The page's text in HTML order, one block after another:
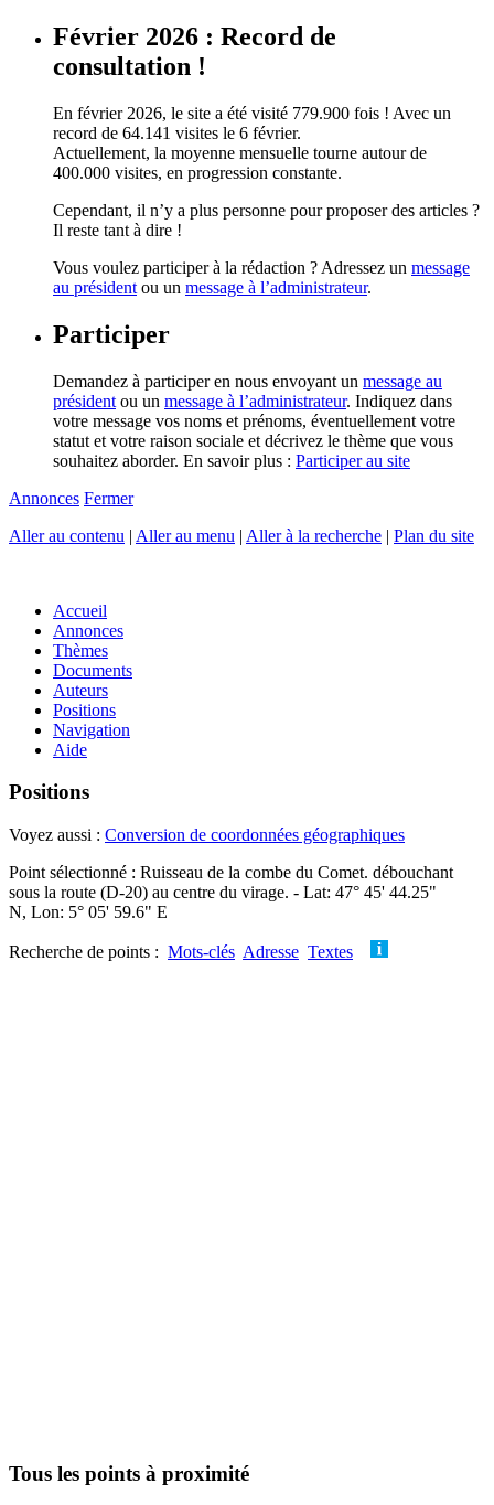
Février 2026 : Record de
consultation !
En février 2026, le site a été visité 779.900 fois ! Avec un
record de 64.141 visites le 6 février.
Actuellement, la moyenne mensuelle tourne autour de
400.000 visites, en progression constante.
Cependant, il n’y a plus personne pour proposer des articles ?
Il reste tant à dire !
Vous voulez participer à la rédaction ? Adressez un message
au président ou un message à l’administrateur.
Participer
Demandez à participer en nous envoyant un message au
président ou un message à l’administrateur. Indiquez dans
votre message vos noms et prénoms, éventuellement votre
statut et votre raison sociale et décrivez le thème que vous
souhaitez aborder. En savoir plus : Participer au site
Annonces Fermer
Aller au contenu | Aller au menu | Aller à la recherche | Plan du site
Accueil
Annonces
Thèmes
Documents
Auteurs
Positions
Navigation
Aide
Positions
Voyez aussi : Conversion de coordonnées géographiques
Point sélectionné : Ruisseau de la combe du Comet. débouchant
sous la route (D-20) au centre du virage. - Lat: 47° 45' 44.25"
N, Lon: 5° 05' 59.6" E
Recherche de points : Mots-clés Adresse Textes
Tous les points à proximité